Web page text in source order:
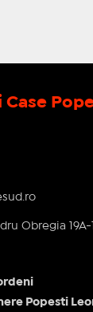
Obregia 19A-
Popesti